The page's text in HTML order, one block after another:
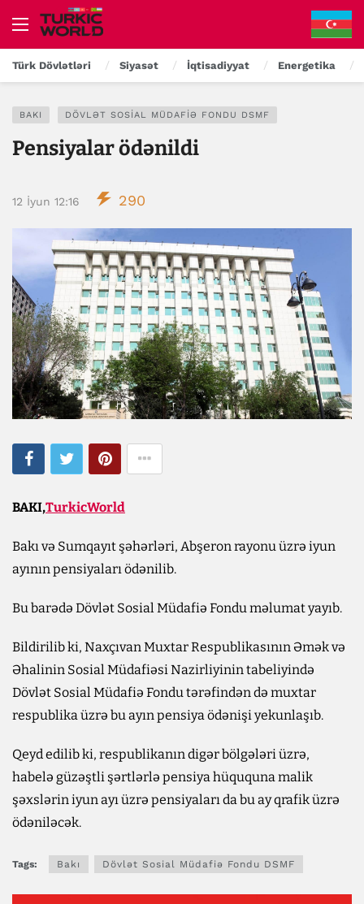
Türk Dövlətləri Siyasət İqtisadiyyat Energetika
BAKI DÖVLƏT SOSIAL MÜDAFIƏ FONDU DSMF
Pensiyalar ödənildi
12 İyun 12:16 290
BAKI,TurkicWorld
Bakı və Sumqayıt şəhərləri, Abşeron rayonu üzrə iyun
ayının pensiyaları ödənilib.
Bu barədə Dövlət Sosial Müdafiə Fondu məlumat yayıb.
Bildirilib ki, Naxçıvan Muxtar Respublikasının Əmək və
Əhalinin Sosial Müdafiəsi Nazirliyinin tabeliyində
Dövlət Sosial Müdafiə Fondu tərəfindən də muxtar
respublika üzrə bu ayın pensiya ödənişi yekunlaşıb.
Qeyd edilib ki, respublikanın digər bölgələri üzrə,
habelə güzəştli şərtlərlə pensiya hüququna malik
şəxslərin iyun ayı üzrə pensiyaları da bu ay qrafik üzrə
ödəniləcək.
Tags: Bakı Dövlət Sosial Müdafiə Fondu DSMF